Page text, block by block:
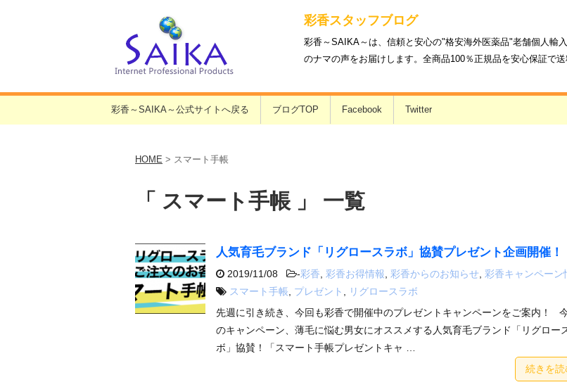
彩香スタッフブログ
彩香～SAIKA～は、信頼と安心の"格安海外医薬品"老舗個人輸
のナマの声をお届けします。全商品100％正規品を安心保証で送
彩香～SAIKA～公式サイトへ戻る ブログTOP Facebook Twitter
HOME > スマート手帳
「 スマート手帳 」 一覧
人気育毛ブランド「リグロースラボ」協賛プレゼント企画開催！
2019/11/08 -彩香 彩香お得情報 彩香からのお知らせ 彩香キャンペーン
スマート手帳
プレゼント
リグロースラボ
先週に引き続き、今回も彩香で開催中のプレゼントキャンペーンをご案内！
のキャンペーン、薄毛に悩む男女にオススメする人気育毛ブランド「リグロー
ボ」協賛！「スマート手帳プレゼントキャ …
続きを読